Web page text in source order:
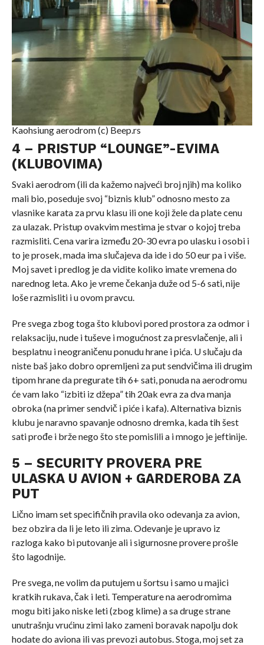
Kaohsiung aerodrom (c) Beep.rs
4 – PRISTUP “LOUNGE”-EVIMA
(KLUBOVIMA)
Svaki aerodrom (ili da kažemo najveći broj njih) ma koliko
mali bio, poseduje svoj “biznis klub” odnosno mesto za
vlasnike karata za prvu klasu ili one koji žele da plate cenu
za ulazak. Pristup ovakvim mestima je stvar o kojoj treba
razmisliti. Cena varira između 20-30 evra po ulasku i osobi i
to je prosek, mada ima slučajeva da ide i do 50 eur pa i više.
Moj savet i predlog je da vidite koliko imate vremena do
narednog leta. Ako je vreme čekanja duže od 5-6 sati, nije
loše razmisliti i u ovom pravcu.
Pre svega zbog toga što klubovi pored prostora za odmor i
relaksaciju, nude i tuševe i mogućnost za presvlačenje, ali i
besplatnu i neograničenu ponudu hrane i pića. U slučaju da
niste baš jako dobro opremljeni za put sendvičima ili drugim
tipom hrane da pregurate tih 6+ sati, ponuda na aerodromu
će vam lako “izbiti iz džepa” tih 20ak evra za dva manja
obroka (na primer sendvič i piće i kafa). Alternativa biznis
klubu je naravno spavanje odnosno dremka, kada tih šest
sati prođe i brže nego što ste pomislili a i mnogo je jeftinije.
5 – SECURITY PROVERA PRE
ULASKA U AVION + GARDEROBA ZA
PUT
Lično imam set specifičnih pravila oko odevanja za avion,
bez obzira da li je leto ili zima. Odevanje je upravo iz
razloga kako bi putovanje ali i sigurnosne provere prošle
što lagodnije.
Pre svega, ne volim da putujem u šortsu i samo u majici
kratkih rukava, čak i leti. Temperature na aerodromima
mogu biti jako niske leti (zbog klime) a sa druge strane
unutrašnju vrućinu zimi lako zameni boravak napolju dok
hodate do aviona ili vas prevozi autobus. Stoga, moj set za